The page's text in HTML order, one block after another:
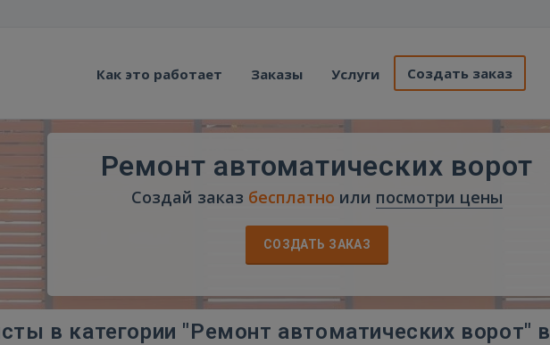
Как это работает Заказы Услуги Создать заказ
Ремонт автоматических ворот
Создай заказ бесплатно или посмотри цены
СОЗДАТЬ ЗАКАЗ
в категории "Ремонт автоматических ворот" в